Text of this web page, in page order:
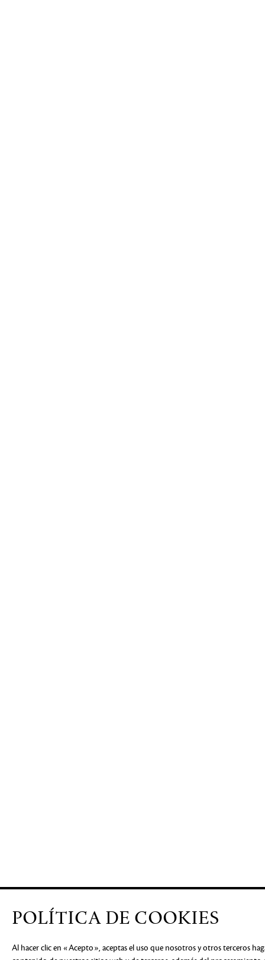
POLÍTICA DE COOKIES
Al hacer clic en «Acepto», aceptas el uso que nosotros y otros terceros